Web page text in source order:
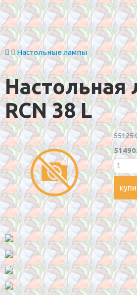
Настольные лампы
Настольная
RCN 38 L